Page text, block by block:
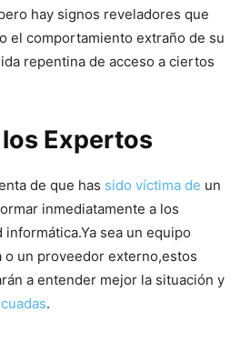
hay signos reveladores que
⁣el comportamiento extraño de‍ su
repentina de acceso a ciertos
Expertos
de que has sido víctima de un
⁢inmediatamente a los
sea un equipo
o un proveedor ‍externo,estos
‍a entender mejor la situación y
.